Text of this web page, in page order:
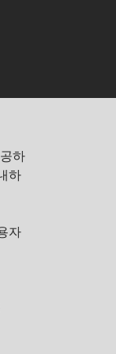
하
하
자